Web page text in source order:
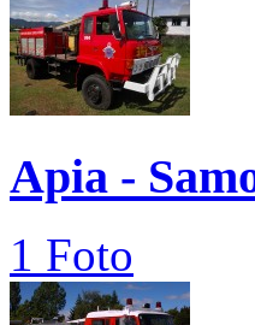
Apia -
1 Foto